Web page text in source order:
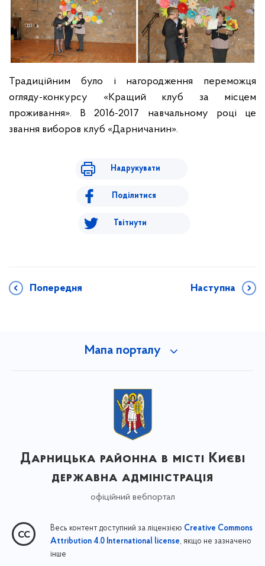
Традиційним було і нагородження переможця
огляду-конкурсу «Кращий клуб за місцем
проживання». В 2016-2017 навчальному році це
звання виборов клуб «Дарничанин».
Надрукувати
Поділитися
Твітнути
Попередня Наступна
Мапа порталу
Дарницька районна в місті Києві
державна адміністрація
офіційний вебпортал
Весь контент доступний за ліцензією Creative Commons
Attribution 4.0 International license, якщо не зазначено
інше